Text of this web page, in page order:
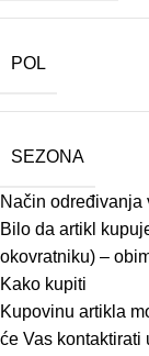
POL
SEZONA
Način određivanja
Bilo da artikl
okovratniku) –
Kako kupiti
Kupovinu artikla
će Vas kontaktirati